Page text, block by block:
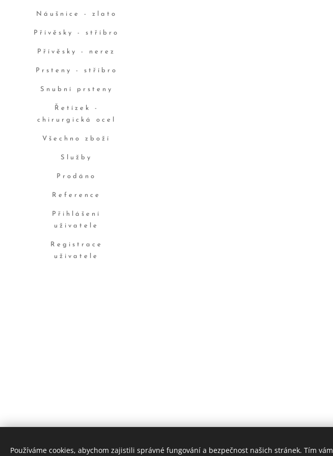
Náušnice - zlato
Přívěsky - stříbro
Přívěsky - nerez
Prsteny - stříbro
Snubní prsteny
Řetízek -
chirurgická ocel
Všechno zboží
Služby
Prodáno
Reference
Přihlášení
uživatele
Registrace
uživatele
Používáme cookies, abychom zajistili správné fungování a bezpečnost našich stránek. Tím vám